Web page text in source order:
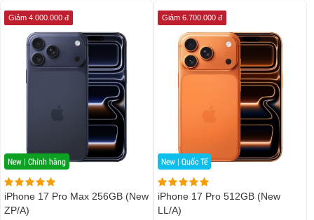
New | Chính hãng
Giảm 4.000.000 đ
iPhone 17 Pro Max 256GB (New
ZP/A)
New | Quốc Tế
Giảm 6.700.000 đ
iPhone 17 Pro 512GB (New
LL/A)